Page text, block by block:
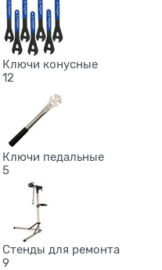
Ключи конусные
12
Ключи педальные
5
Стенды для ремонта
9